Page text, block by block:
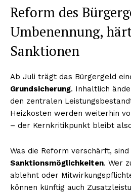
Reform des
Umbenennung,
Sanktionen
Ab Juli trägt das Bürgergeld
Grundsicherung. Inhaltlich
den zentralen
Heizkosten werden weiterhin
– der Kernkritikpunkt bleibt
Was die Reform verschärft, sind
Sanktionsmöglichkeiten. Wer
ablehnt oder
können künftig auch